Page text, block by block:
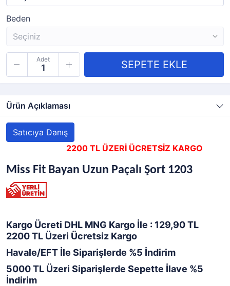
Beden
Adet
Ürün Açıklaması
Satıcıya Danış
2200 TL ÜZERİ ÜCRETSİZ KARGO
Miss Fit Bayan Uzun Paçalı Şort 1203
Kargo Ücreti DHL MNG Kargo İle : 129,90 TL
2200 TL Üzeri Ücretsiz Kargo
Havale/EFT İle Siparişlerde %5 İndirim
5000 TL Üzeri Siparişlerde Sepette İlave %5
İndirim